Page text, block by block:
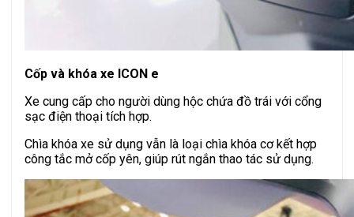
Cốp và khóa xe ICON e
Xe cung cấp cho người dùng hộc chứa đồ trái với cổng
sạc điện thoại tích hợp.
Chìa khóa xe sử dụng vẫn là loại chìa khóa cơ kết hợp
công tắc mở cốp yên, giúp rút ngắn thao tác sử dụng.